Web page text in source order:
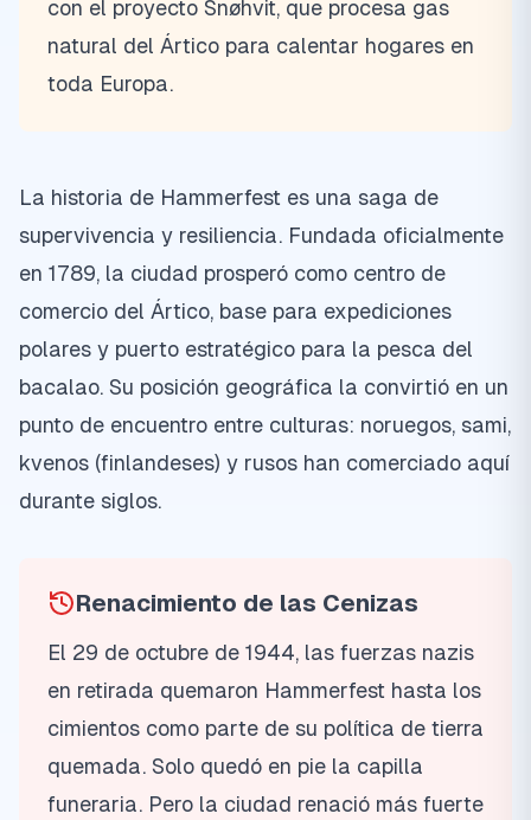
con el proyecto Snøhvit, que procesa gas
natural del Ártico para calentar hogares en
toda Europa.
La historia de Hammerfest es una saga de
supervivencia y resiliencia. Fundada oficialmente
en 1789, la ciudad prosperó como centro de
comercio del Ártico, base para expediciones
polares y puerto estratégico para la pesca del
bacalao. Su posición geográfica la convirtió en un
punto de encuentro entre culturas: noruegos, sami,
kvenos (finlandeses) y rusos han comerciado aquí
durante siglos.
Renacimiento de las Cenizas
El 29 de octubre de 1944, las fuerzas nazis
en retirada quemaron Hammerfest hasta los
cimientos como parte de su política de tierra
quemada. Solo quedó en pie la capilla
funeraria. Pero la ciudad renació más fuerte